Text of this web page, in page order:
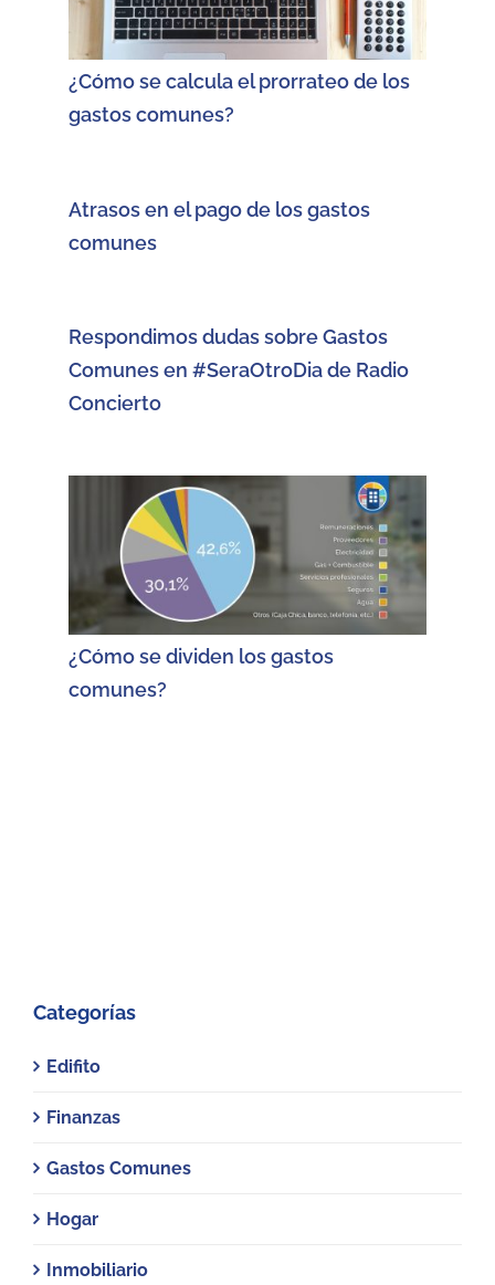
¿Cómo se calcula el prorrateo de los
gastos comunes?
Atrasos en el pago de los gastos
comunes
Respondimos dudas sobre Gastos
Comunes en #SeraOtroDia de Radio
Concierto
¿Cómo se dividen los gastos
comunes?
Categorías
Edifito
Finanzas
Gastos Comunes
Hogar
Inmobiliario